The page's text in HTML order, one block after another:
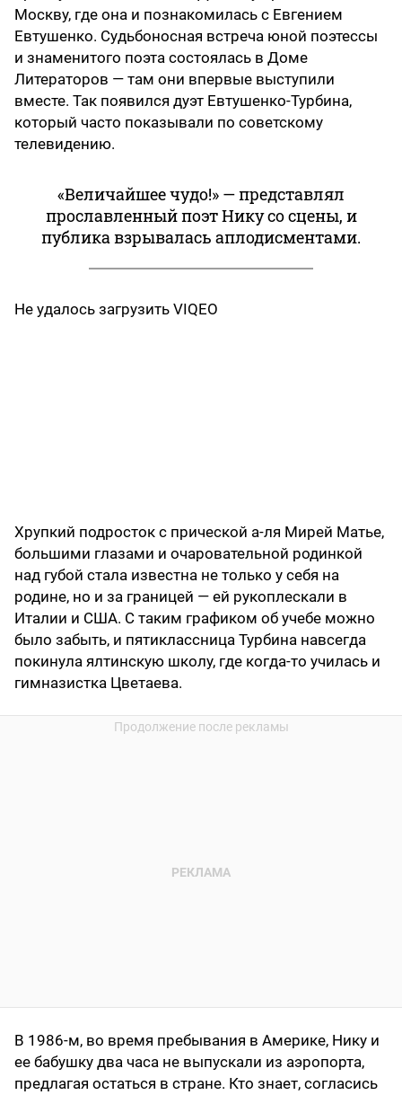
Москву, где она и познакомилась с Евгением
Евтушенко. Судьбоносная встреча юной поэтессы
и знаменитого поэта состоялась в Доме
Литераторов — там они впервые выступили
вместе. Так появился дуэт Евтушенко-Турбина,
который часто показывали по советскому
телевидению.
«Величайшее чудо!» — представлял
прославленный поэт Нику со сцены, и
публика взрывалась аплодисментами.
Не удалось загрузить VIQEO
Хрупкий подросток с прической а-ля Мирей Матье,
большими глазами и очаровательной родинкой
над губой стала известна не только у себя на
родине, но и за границей — ей рукоплескали в
Италии и США. С таким графиком об учебе можно
было забыть, и пятиклассница Турбина навсегда
покинула ялтинскую школу, где когда-то училась и
гимназистка Цветаева.
В 1986-м, во время пребывания в Америке, Нику и
ее бабушку два часа не выпускали из аэропорта,
предлагая остаться в стране. Кто знает, согласись